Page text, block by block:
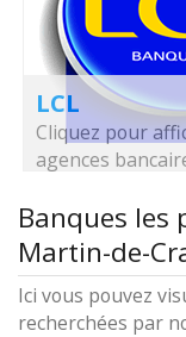
LCL
Cliquez pour
agences
Banques les
Martin-de-
Ici vous pouvez
recherchées par